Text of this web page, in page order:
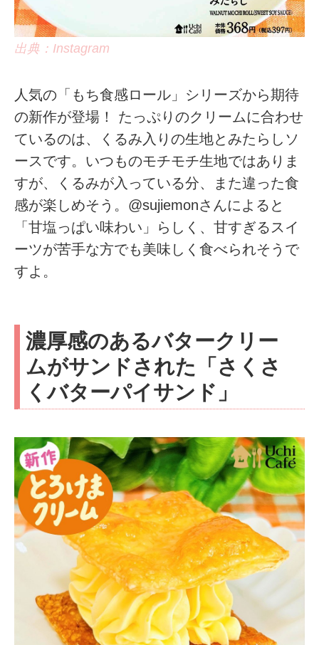
出典：Instagram
人気の「もち食感ロール」シリーズから期待
の新作が登場！ たっぷりのクリームに合わせ
ているのは、くるみ入りの生地とみたらしソ
ースです。いつものモチモチ生地ではありま
すが、くるみが入っている分、また違った食
感が楽しめそう。@sujiemonさんによると
「甘塩っぱい味わい」らしく、甘すぎるスイ
ーツが苦手な方でも美味しく食べられそうで
すよ。
濃厚感のあるバタークリー
ムがサンドされた「さくさ
くバターパイサンド」